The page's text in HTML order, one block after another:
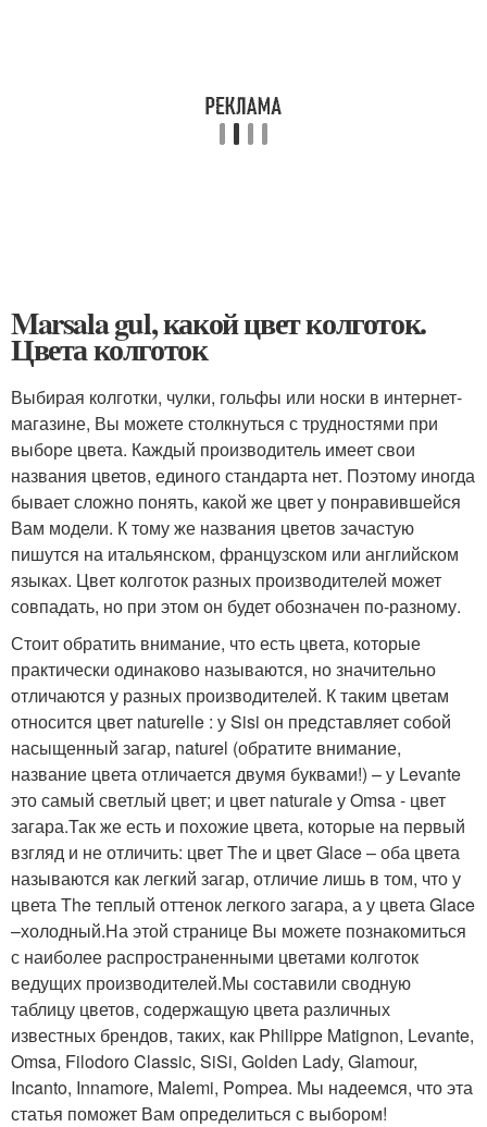
Marsala gul, какой цвет колготок.
Цвета колготок
Выбирая колготки, чулки, гольфы или носки в интернет-
магазине, Вы можете столкнуться с трудностями при
выборе цвета. Каждый производитель имеет свои
названия цветов, единого стандарта нет. Поэтому иногда
бывает сложно понять, какой же цвет у понравившейся
Вам модели. К тому же названия цветов зачастую
пишутся на итальянском, французском или английском
языках. Цвет колготок разных производителей может
совпадать, но при этом он будет обозначен по-разному.
Стоит обратить внимание, что есть цвета, которые
практически одинаково называются, но значительно
отличаются у разных производителей. К таким цветам
относится цвет naturelle : у Sisi он представляет собой
насыщенный загар, naturel (обратите внимание,
название цвета отличается двумя буквами!) – у Levante
это самый светлый цвет; и цвет naturale у Omsa - цвет
загара.Так же есть и похожие цвета, которые на первый
взгляд и не отличить: цвет The и цвет Glace – оба цвета
называются как легкий загар, отличие лишь в том, что у
цвета The теплый оттенок легкого загара, а у цвета Glace
–холодный.На этой странице Вы можете познакомиться
с наиболее распространенными цветами колготок
ведущих производителей.Мы составили сводную
таблицу цветов, содержащую цвета различных
известных брендов, таких, как Philippe Matignon, Levante,
Omsa, Filodoro Classic, SiSi, Golden Lady, Glamour,
Incanto, Innamore, Malemi, Pompea. Мы надеемся, что эта
статья поможет Вам определиться с выбором!